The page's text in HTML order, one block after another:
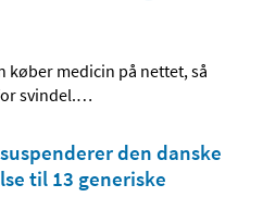
køber medicin på nettet, så
svindel.…
den danske
til 13 generiske